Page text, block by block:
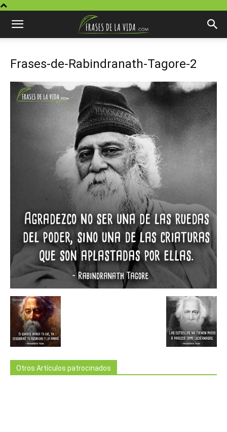
Frases-de-Rabindranath-Tagore-2
Otros Artículos patrocinados